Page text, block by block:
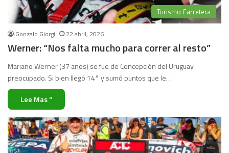
Turismo Carretera
Gonzalo Giorgi 22 abril, 2026
Werner: “Nos falta mucho para correr al resto”
Mariano Werner (37 años) se fue de Concepción del Uruguay
preocupado. Si bien llegó 14° y sumó puntos que le…
Lee Mas "